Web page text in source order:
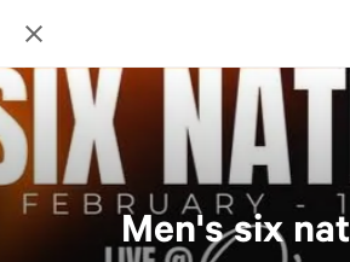
Men's six